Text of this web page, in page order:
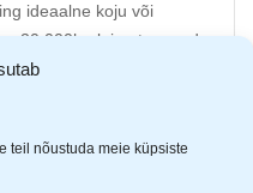
teil nõustuda meie küpsiste
ideaalne koju või
20 000h eluiga tagavad
paneeli abil saab